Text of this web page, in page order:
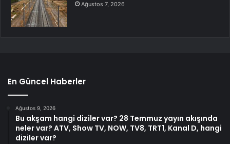
Ağustos 7, 2026
En Güncel Haberler
Ağustos 9, 2026
Bu akşam hangi diziler var? 28 Temmuz yayın akışında
neler var? ATV, Show TV, NOW, TV8, TRT1, Kanal D, hangi
diziler var?